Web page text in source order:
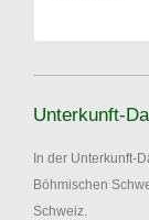
Unterkunft-
In der Unterkunft-
Böhmischen
Schweiz.